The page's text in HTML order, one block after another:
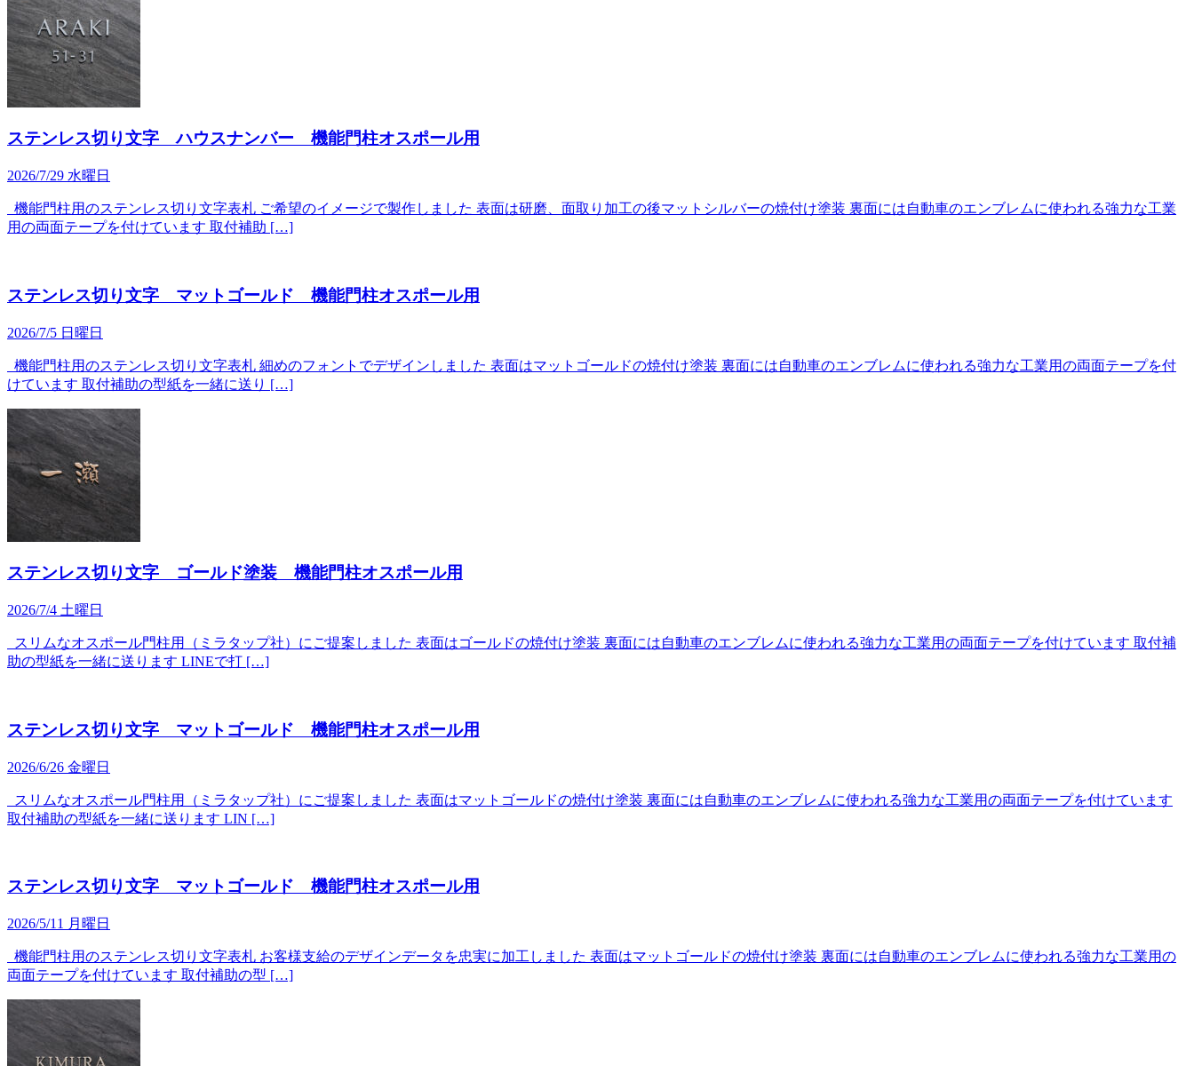
ステンレス切り文字 ハウスナンバー 機能門柱オスポール用
2026/7/29 水曜日
機能門柱用のステンレス切り文字表札 ご希望のイメージで製作しました 表面は研磨、面取り加工の後マットシルバーの焼付け塗装 裏面には自動車のエンブレムに使われる強力な工業
用の両面テープを付けています 取付補助 […]
ステンレス切り文字 マットゴールド 機能門柱オスポール用
2026/7/5 日曜日
機能門柱用のステンレス切り文字表札 細めのフォントでデザインしました 表面はマットゴールドの焼付け塗装 裏面には自動車のエンブレムに使われる強力な工業用の両面テープを付
けています 取付補助の型紙を一緒に送り […]
ステンレス切り文字 ゴールド塗装 機能門柱オスポール用
2026/7/4 土曜日
スリムなオスポール門柱用（ミラタップ社）にご提案しました 表面はゴールドの焼付け塗装 裏面には自動車のエンブレムに使われる強力な工業用の両面テープを付けています 取付補
助の型紙を一緒に送ります LINEで打 […]
ステンレス切り文字 マットゴールド 機能門柱オスポール用
2026/6/26 金曜日
スリムなオスポール門柱用（ミラタップ社）にご提案しました 表面はマットゴールドの焼付け塗装 裏面には自動車のエンブレムに使われる強力な工業用の両面テープを付けています
取付補助の型紙を一緒に送ります LIN […]
ステンレス切り文字 マットゴールド 機能門柱オスポール用
2026/5/11 月曜日
機能門柱用のステンレス切り文字表札 お客様支給のデザインデータを忠実に加工しました 表面はマットゴールドの焼付け塗装 裏面には自動車のエンブレムに使われる強力な工業用の
両面テープを付けています 取付補助の型 […]